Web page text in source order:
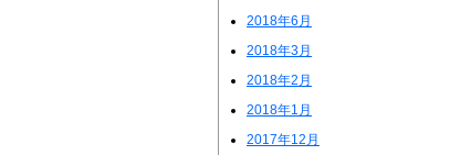
2018年6月
2018年3月
2018年2月
2018年1月
2017年12月